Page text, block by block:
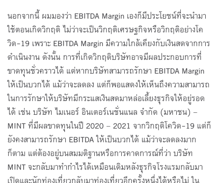
นอกจากนี้ ผมมองว่า EBITDA Margin เองก็มีประโยชน์ที่จะนำมา
ใช้ตอนเกิดวิกฤติ ไม่ว่าจะเป็นวิกฤติเศรษฐกิจหรือวิกฤติอย่างโค
วิด-19 เพราะ EBITDA Margin มีความใกล้เคียงกับเงินสดจากการ
ดำเนินงาน ดังนั้น การที่เกิดวิกฤติบริษัทอาจมีผลประกอบการที่
ขาดทุนชั่วคราวได้ แต่หากบริษัทสามารถรักษา EBITDA Margin
ให้เป็นบวกได้ แม้ว่าจะลดลง แต่ก็พอแสดงให้เห็นถึงความสามารถ
ในการรักษาให้บริษัทมีกระแสเงินสดมาหล่อเลี้ยงธุรกิจให้อยู่รอด
ได้ เช่น บริษัท ไมเนอร์ อินเตอร์เนชั่นแนล จำกัด (มหาชน) –
MINT ที่มีผลขาดทุนในปี 2020 – 2021 จากวิกฤติโควิด-19 แต่ก็
ยังคงสามารถรักษา EBITDA ให้เป็นบวกได้ แม้ว่าจะลดลงมาก
ก็ตาม แต่ต้องอยู่บนสมมติฐานหรือการคาดการณ์ที่ว่า บริษัท
MINT จะกลับมาทำกำไรได้เหมือนเดิมหลังธุรกิจโรงแรมกลับมา